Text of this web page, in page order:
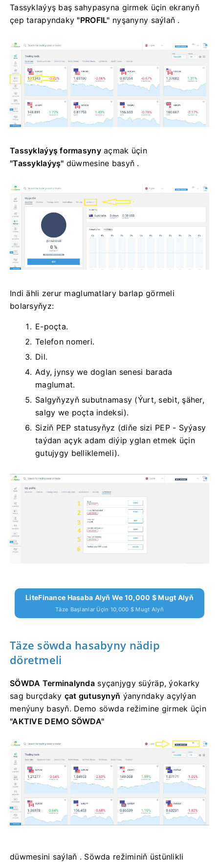
Tassyklaýyş baş sahypasyna girmek üçin ekranyň
çep tarapyndaky "PROFIL" nyşanyny saýlaň .
Tassyklaýyş formasynyaçmak üçin
"Tassyklaýyş" düwmesine basyň .
Indi ähli zerur maglumatlary barlap görmeli
bolarsyňyz:
E-poçta.
Telefon nomeri.
Dil.
Ady, jynsy we doglan senesi barada
maglumat.
Salgyňyzyň subutnamasy (Ýurt, sebit, şäher,
salgy we poçta indeksi).
Siziň PEP statusyňyz (diňe sizi PEP - Syýasy
taýdan açyk adam diýip yglan etmek üçin
gutujygy belliklemeli).
LiteFinance Hasaba Alyň We 10,000 $ Mugt Alyň
Täze Başlanlar Üçin 10,000 $ Mugt Alyň
Täze söwda hasabyny nädip
döretmeli
SÖWDA Terminalynda syçanjygy süýräp,ýokarky
sag burçdaky çat gutusynyň ýanyndaky açylýan
menýuny basyň. Demo söwda režimine girmek üçin
"AKTIVE DEMO SÖWDA"
düwmesini saýlaň . Söwda režiminiň üstünlikli